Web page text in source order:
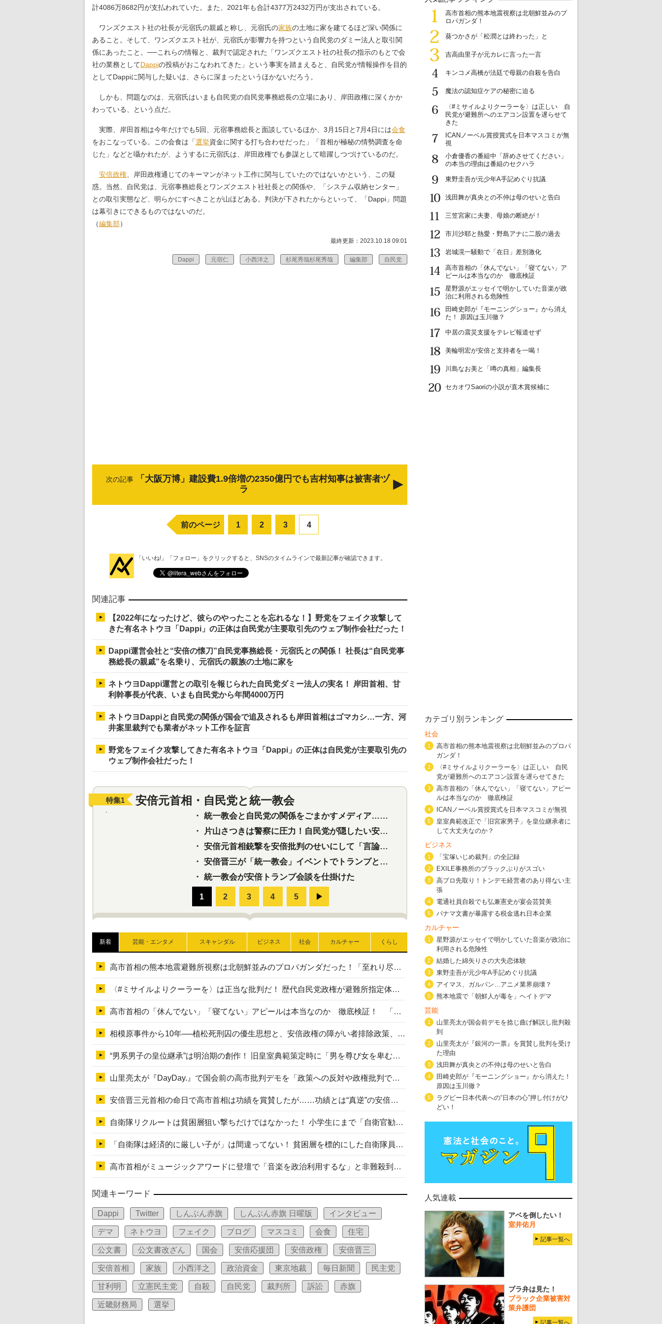
計4086万8682円が支払われていた。また、2021年も合計4377万2432万円が支出されている。
ワンズクエスト社の社長が元宿氏の親戚と称し、元宿氏の家族の土地に家を建てるほど深い関係に
あること。そして、ワンズクエスト社が、元宿氏が影響力を持つという自民党のダミー法人と取引関
係にあったこと。──これらの情報と、裁判で認定された「ワンズクエスト社の社長の指示のもとで会
社の業務としてDappiの投稿がおこなわれてきた」という事実を踏まえると、自民党が情報操作を目的
としてDappiに関与した疑いは、さらに深まったというほかないだろう。
しかも、問題なのは、元宿氏はいまも自民党の自民党事務総長の立場にあり、岸田政権に深くかか
わっている、という点だ。
実際、岸田首相は今年だけでも5回、元宿事務総長と面談しているほか、3月15日と7月4日には会食
をおこなっている。この会食は「選挙資金に関する打ち合わせだった」「首相が極秘の情勢調査を命
じた」などと囁かれたが、ようするに元宿氏は、岸田政権でも参謀として暗躍しつづけているのだ。
安倍政権 、岸田政権通じてのキーマンがネット工作に関与していたのではないかという、この疑
惑。当然、自民党は、元宿事務総長とワンズクエスト社社長との関係や、「システム収納センター」
との取引実態など、明らかにすべきことが山ほどある。判決が下されたからといって、「Dappi」問題
は幕引きにできるものではないのだ。
（編集部）
最終更新：2023.10.18 09:01
Dappi 元宿仁 小西洋之 杉尾秀哉杉尾秀哉 編集部 自民党
次の記事
「大阪万博」建設費1.9倍増の2350億円でも吉村知事は被害者ヅ
ラ
前のページ 1 2 3 4
「いいね!」「フォロー」をクリックすると、SNSのタイムラインで最新記事が確認できます。
関連記事
【2022年になったけど、彼らのやったことを忘れるな！】野党をフェイク攻撃して
きた有名ネトウヨ「Dappi」の正体は自民党が主要取引先のウェブ制作会社だった！
Dappi運営会社と“安倍の懐刀”自民党事務総長・元宿氏との関係！ 社長は“自民党事
務総長の親戚”を名乗り、元宿氏の親族の土地に家を
ネトウヨDappi運営との取引を報じられた自民党ダミー法人の実名！ 岸田首相、甘
利幹事長が代表、いまも自民党から年間4000万円
ネトウヨDappiと自民党の関係が国会で追及されるも岸田首相はゴマカシ…一方、河
井案里裁判でも業者がネット工作を証言
野党をフェイク攻撃してきた有名ネトウヨ「Dappi」の正体は自民党が主要取引先の
ウェブ制作会社だった！
特集1 安倍元首相・自民党と統一教会
・ 統一教会と自民党の関係をごまかすメディア…民放は有田芳生に発言自粛を要求
・
片山さつきは警察に圧力！自民党が隠したい安倍元首相と統一教会の深い関係
・ 安倍元首相銃撃を安倍批判のせいにして「言論封殺」に利用する自民党応援団
・ 安倍晋三が「統一教会」イベントでトランプと演説！同性婚や夫婦別姓を攻撃
・ 統一教会が安倍トランプ会談を仕掛けた
2 東京五輪強行開催特別企画 大ウソだら
・ 五輪入場行進にすぎやまこういちの曲、杉田水脈の
・ 五輪関係者が入国当日、築地を散歩！
・ 五輪でIOCラウンジ以外にVIPルーム、広告代理店は物品購入
新着 芸能・エンタメ スキャンダル ビジネス 社会 カルチャー くらし
高市首相の熊本地震避難所視察は北朝鮮並みのプロパガンダだった！「至れり尽くせり」の選ばれた避難所の一方で実態は…
〈#ミサイルよりクーラーを〉は正当な批判だ！ 歴代自民党政権が避難所指定体育館へのエアコン設置を遅らせてきた客観的事実
高市首相の「休んでない」「寝てない」アピールは本当なのか 徹底検証！ 「資料読み込み」「アイロンがけ」も矛盾だらけ…
相模原事件から10年──植松死刑囚の優生思想と、安倍政権の障がい者排除政策、右派勢力の差別主義との関係を改めて問う
“男系男子の皇位継承”は明治期の創作！ 旧皇室典範策定時に「男を尊び女を卑むの慣習、人民の脳髄」とトンデモ論で女性天皇を否定
山里亮太が『DayDay.』で国会前の高市批判デモを「政策への反対や政権批判でない」と捻じ曲げ解説 デモ参加者から批判殺到
安倍晋三元首相の命日で高市首相は功績を賞賛したが……功績とは“真逆”の安倍元首相のトンデモ発言を振り返る
自衛隊リクルートは貧困層狙い撃ちだけではなかった！ 小学生にまで「自衛官勧誘」目的のパンフレット作成
「自衛隊は経済的に厳しい子が」は間違ってない！ 貧困層を標的にした自衛隊員募集、やす子、山上被告も…日本でも進む“経済的徴兵制”
高市首相がミュージックアワードに登壇で「音楽を政治利用するな」と非難殺到！ MAJの国策的本質を批判する声も
関連キーワード
Dappi Twitter しんぶん赤旗 しんぶん赤旗 日曜版 インタビュー
デマ ネトウヨ フェイク ブログ マスコミ 会食 住宅
公文書 公文書改ざん 国会 安倍応援団 安倍政権 安倍晋三
安倍首相 家族 小西洋之 政治資金 東京地裁 毎日新聞 民主党
甘利明 立憲民主党 自殺 自民党 裁判所 訴訟 赤旗
近畿財務局 選挙
1
高市首相の熊本地震視察は北朝鮮並みのプ
ロパガンダ！
2
葵つかさが「松潤とは終わった」と
3
吉高由里子が元カレに言った一言
4
キンコメ高橋が法廷で母親の自殺を告白
5
魔法の認知症ケアの秘密に迫る
6
〈#ミサイルよりクーラーを〉は正しい 自
民党が避難所へのエアコン設置を遅らせて
きた
7
ICANノーベル賞授賞式を日本マスコミが無
視
8
小倉優香の番組中「辞めさせてください」
の本当の理由は番組のセクハラ
9
東野圭吾が元少年A手記めぐり抗議
10
浅田舞が真央との不仲は母のせいと告白
11
三笠宮家に夫妻、母娘の断絶が！
12
市川沙耶と熱愛・野島アナに二股の過去
13
岩城滉一騒動で「在日」差別激化
14
高市首相の「休んでない」「寝てない」ア
ピールは本当なのか 徹底検証
15
星野源がエッセイで明かしていた音楽が政
治に利用される危険性
16
田崎史郎が『モーニングショー』から消え
た！ 原因は玉川徹？
17
中居の震災支援をテレビ報道せず
18
美輪明宏が安倍と支持者を一喝！
19
川島なお美と「噂の真相」編集長
20
セカオワSaoriの小説が直木賞候補に
カテゴリ別ランキング
社会
1
高市首相の熊本地震視察は北朝鮮並みのプロパ
ガンダ！
2
〈#ミサイルよりクーラーを〉は正しい 自民
党が避難所へのエアコン設置を遅らせてきた
3
高市首相の「休んでない」「寝てない」アピー
ルは本当なのか 徹底検証
4 ICANノーベル賞授賞式を日本マスコミが無視
5
皇室典範改正で「旧宮家男子」を皇位継承者に
して大丈夫なのか？
ビジネス
1 「宝塚いじめ裁判」の全記録
2 EXILE事務所のブラックぶりがスゴい
3
高プロ先取り！トンデモ経営者のあり得ない主
張
4 電通社員自殺でも弘兼憲史が宴会芸賛美
5 パナマ文書が暴露する税金逃れ日本企業
カルチャー
1
星野源がエッセイで明かしていた音楽が政治に
利用される危険性
2 結婚した綿矢りさの大失恋体験
3 東野圭吾が元少年A手記めぐり抗議
4 アイマス、ガルパン…アニメ業界崩壊？
5 熊本地震で「朝鮮人が毒を」ヘイトデマ
芸能
1
山里亮太が国会前デモを捻じ曲げ解説し批判殺
到
2
山里亮太が『銀河の一票』を賞賛し批判を受け
た理由
3 浅田舞が真央との不仲は母のせいと告白
4
田崎史郎が『モーニングショー』から消えた！
原因は玉川徹？
5
ラグビー日本代表への“日本の心”押し付けがひ
どい！
人気連載
アベを倒したい！
室井佑月
記事一覧へ
ブラ弁は見た！
ブラック企業被害対
策弁護団
記事一覧へ